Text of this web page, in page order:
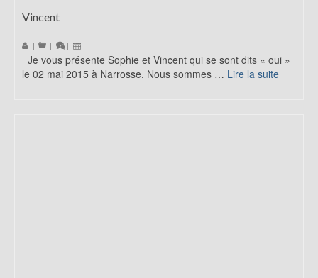
Vincent
| | |
Je vous présente Sophie et Vincent qui se sont dits « oui »
le 02 mai 2015 à Narrosse. Nous sommes … Lire la suite